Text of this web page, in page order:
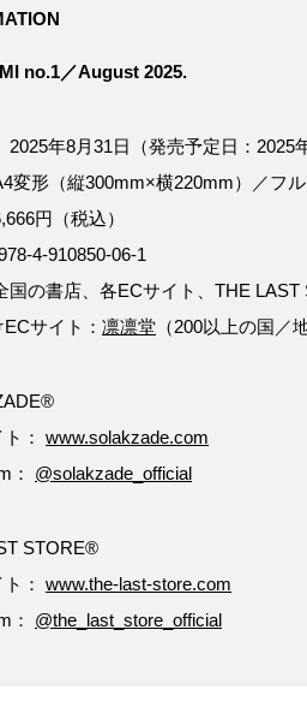
no.1／August 2025.
2025年8月31日（発売予定日：2025
変形（縦300mm×横220mm）／フ
円（税込）
4-910850-06-1
国の書店、各ECサイト、THE
サイト： 凛凛堂 （200以上の国／
： www.solakzade.com
： @solakzade_official
STORE®
： www.the-last-store.com
： @the_last_store_official